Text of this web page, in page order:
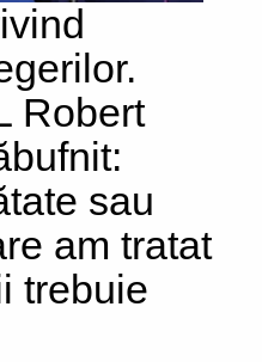
Robert
sau
am tratat
trebuie